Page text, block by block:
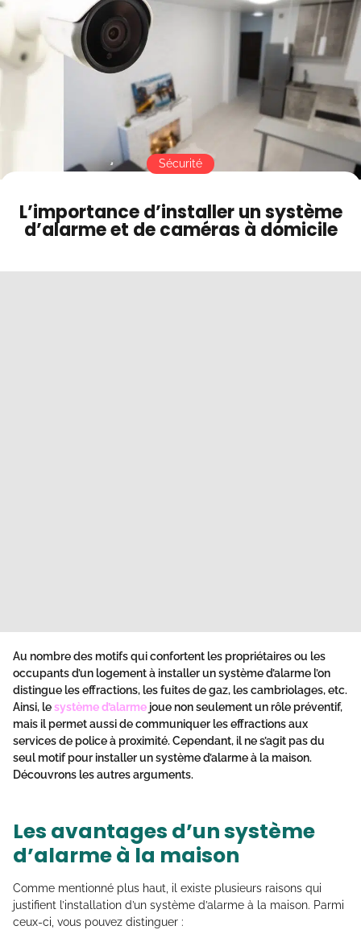
Contact
Mode sombre
L’importance d’installer un système
d’alarme et de caméras à domicile
Sécurité
Au nombre des motifs qui confortent les propriétaires ou les
occupants d’un logement à installer un système d’alarme l’on
distingue les effractions, les fuites de gaz, les cambriolages, etc.
Ainsi, lesystème d’alarme joue non seulement un rôle préventif,
mais il permet aussi de communiquer les effractions aux
services de police à proximité. Cependant, il ne s’agit pas du
seul motif pour installer un système d’alarme à la maison.
Découvrons les autres arguments.
Les avantages d’un système
d’alarme à la maison
Comme mentionné plus haut, il existe plusieurs raisons qui
justifient l’installation d’un système d’alarme à la maison. Parmi
ceux-ci, vous pouvez distinguer :